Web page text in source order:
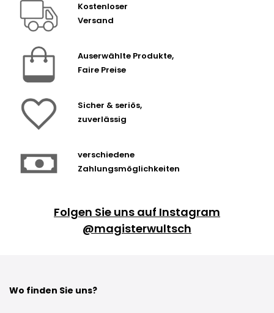
Kostenloser
Versand
Auserwählte Produkte,
Faire Preise
Sicher & seriös,
zuverlässig
verschiedene
Zahlungsmöglichkeiten
Folgen Sie uns auf Instagram
@magisterwultsch
Wo finden Sie uns?